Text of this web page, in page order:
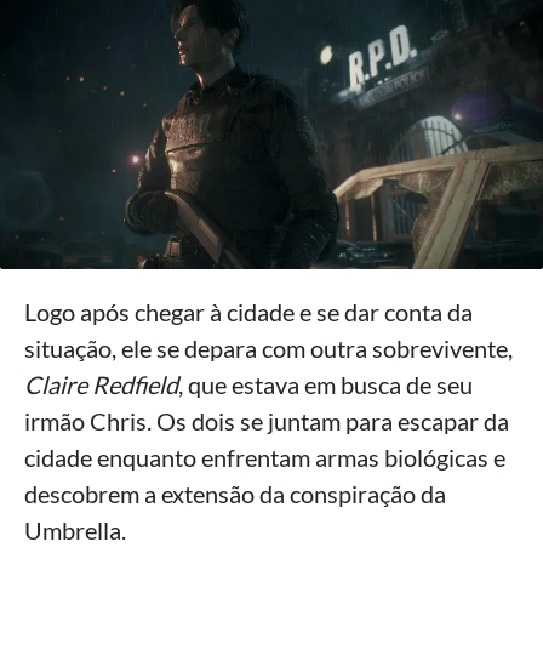
Logo após chegar à cidade e se dar conta da
situação, ele se depara com outra sobrevivente,
Claire Redfield, que estava em busca de seu
irmão Chris. Os dois se juntam para escapar da
cidade enquanto enfrentam armas biológicas e
descobrem a extensão da conspiração da
Umbrella.